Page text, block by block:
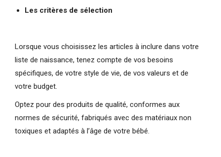
Les critères de sélection
Lorsque vous choisissez les articles à inclure dans votre
liste de naissance, tenez compte de vos besoins
spécifiques, de votre style de vie, de vos valeurs et de
votre budget.
Optez pour des produits de qualité, conformes aux
normes de sécurité, fabriqués avec des matériaux non
toxiques et adaptés à l’âge de votre bébé.